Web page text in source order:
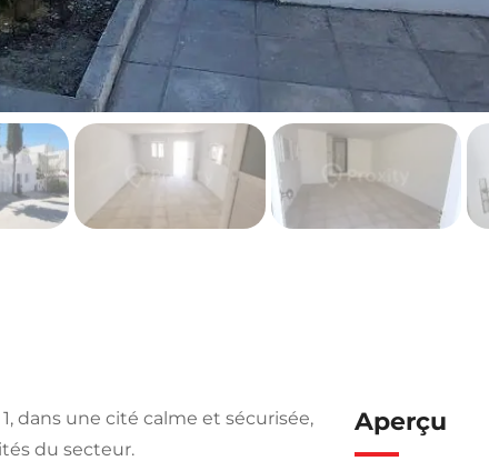
dans une cité calme et sécurisée,
du secteur.
Aperçu